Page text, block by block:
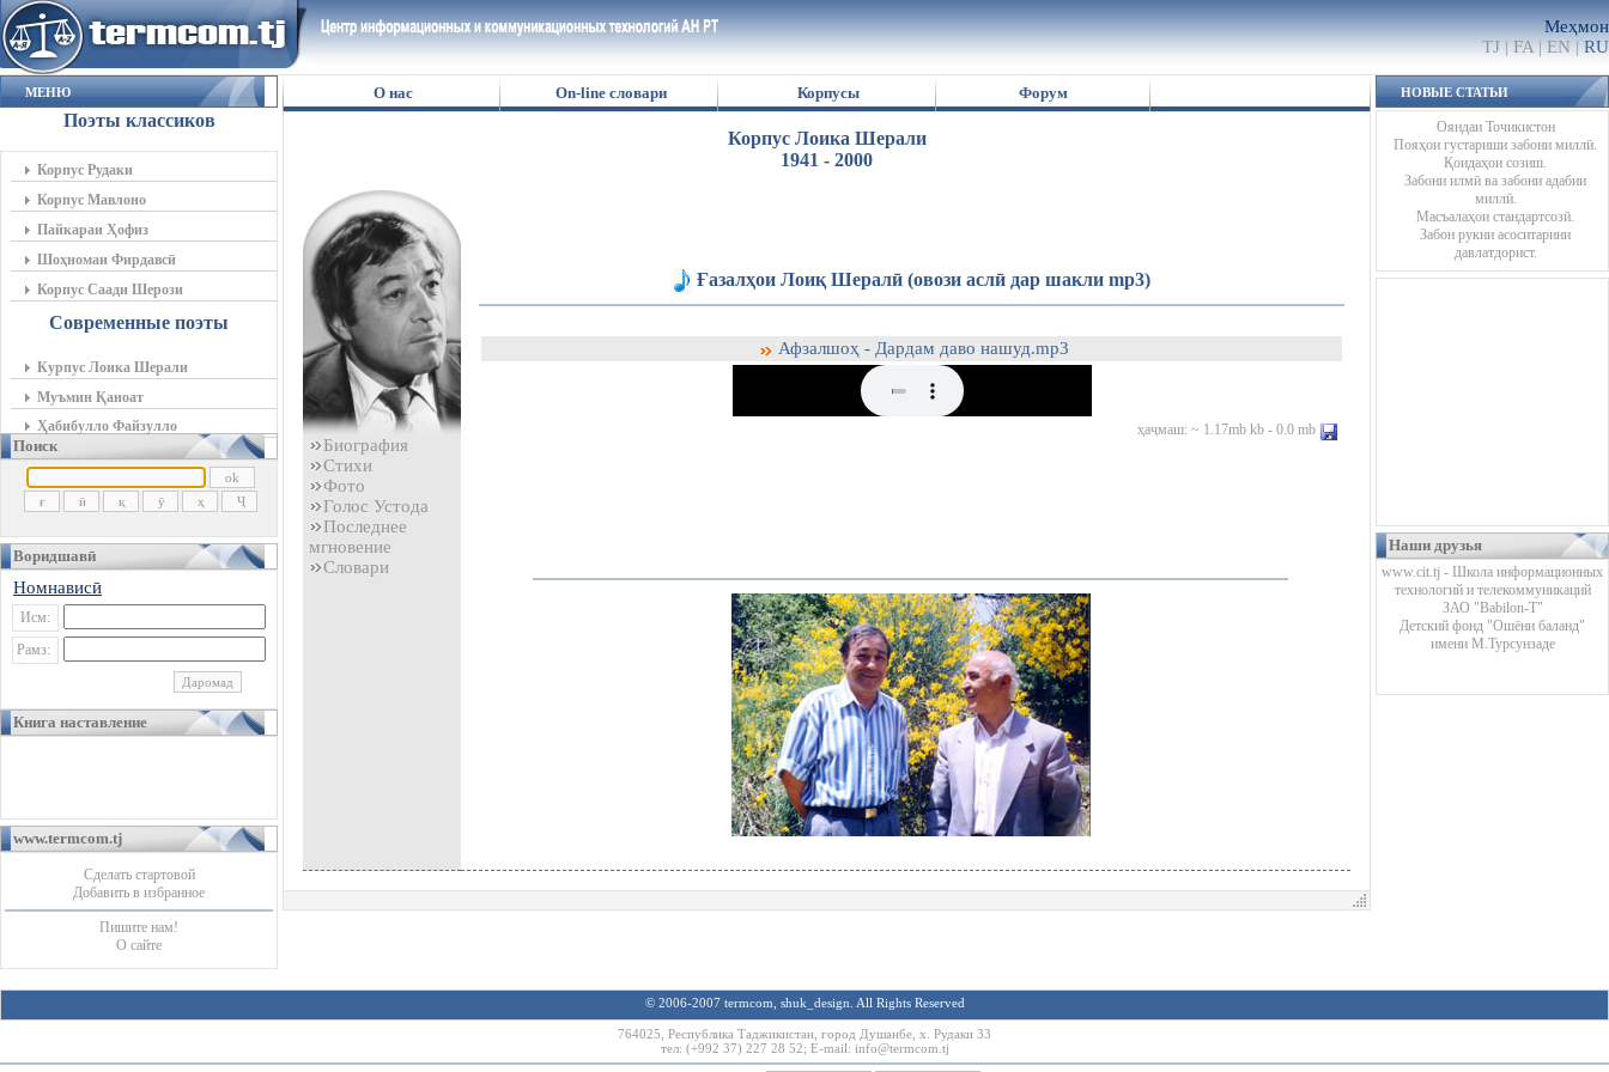
Меҳмон
TJ|FA|EN|RU
МЕНЮ
Поэты классиков
Корпус Рудаки
Корпус Мавлоно
Пайкараи Ҳофиз
Шоҳномаи Фирдавсӣ
Корпус Саади Шерози
Современные поэты
Курпус Лоика Шерали
Муъмин Қаноат
Ҳабибулло Файзулло
Поиск
Воридшавӣ
Номнависӣ
Исм:
Рамз:
Книга наставление
www.termcom.tj
Сделать стартовой
Добавить в избранное
Пишите нам!
О сайте
О нас On-line словари Корпусы Форум
Корпус Лоика Шерали
1941 - 2000
Биография
Стихи
Фото
Голос Устода
Последнее
мгновение
Словари
Ғазалҳои Лоиқ Шералӣ (овози аслӣ дар шакли mp3)
Афзалшоҳ - Дардам даво нашуд.mp3
ҳаҷмаш: ~ 1.17mb kb - 0.0 mb
НОВЫЕ СТАТЬИ
Ояндаи Точикистон
Пояҳои густариши забони миллӣ.
Қоидаҳои созиш.
Забони илмӣ ва забони адабии
миллӣ.
Масъалаҳои стандартсозӣ.
Забон рукни асоситарини
давлатдорист.
Наши друзья
www.cit.tj - Школа информационных
технологий и телекоммуникаций
ЗАО "Babilon-T"
Детский фонд "Ошёни баланд"
имени М.Турсунзаде
© 2006-2007 termcom, shuk_design. All Rights Reserved
764025, Республика Таджикистан, город Душанбе, х. Рудаки 33
тел: (+992 37) 227 28 52; E-mail: info@termcom.tj